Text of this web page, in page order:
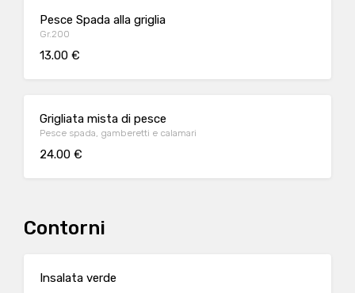
Pesce Spada alla griglia
Gr.200
13.00 €
Grigliata mista di pesce
Pesce spada, gamberetti e calamari
24.00 €
Contorni
Insalata verde